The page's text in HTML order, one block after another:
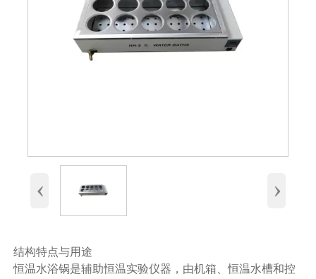
‹ ›
结构特点与用途
恒温水浴锅是辅助恒温实验仪器，由机箱、恒温水槽和控